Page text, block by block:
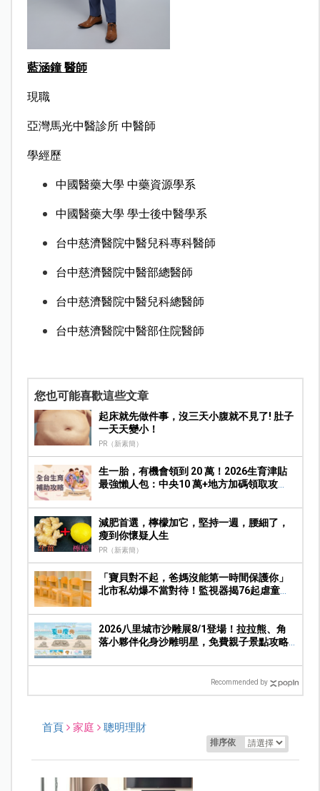
藍涵鐘 醫師
現職
亞灣馬光中醫診所 中醫師
學經歷
中國醫藥大學 中藥資源學系
中國醫藥大學 學士後中醫學系
台中慈濟醫院中醫兒科專科醫師
台中慈濟醫院中醫部總醫師
台中慈濟醫院中醫兒科總醫師
台中慈濟醫院中醫部住院醫師
您也可能喜歡這些文章
起床就先做件事，沒三天小腹就不見了! 肚子
一天天變小！
PR（新素簡）
生一胎，有機會領到 20 萬！2026生育津貼
最強懶人包：中央10 萬+地方加碼領取攻
減肥首選，檸檬加它，堅持一週，腰細了，
瘦到你懷疑人生
PR（新素簡）
「寶貝對不起，爸媽沒能第一時間保護你」
北市私幼爆不當對待！監視器揭76起虐童畫
2026八里城市沙雕展8/1登場！拉拉熊、角
落小夥伴化身沙雕明星，免費親子景點攻略
Recommended by
首頁 家庭 聰明理財
排序依